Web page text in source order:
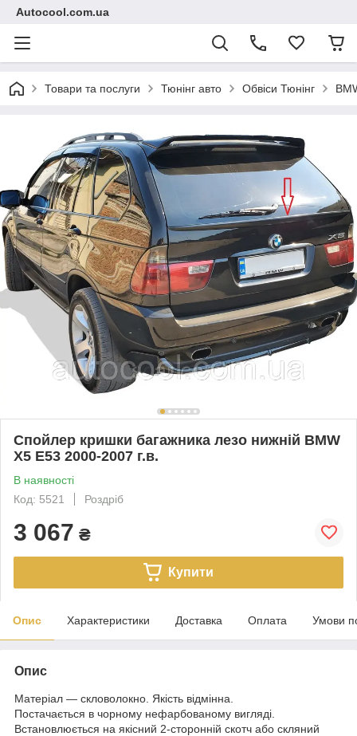
Autocool.com.ua
Товари та послуги Тюнінг авто Обвіси Тюнінг
Спойлер кришки багажника лезо нижній BMW
X5 E53 2000-2007 г.в.
В наявності
Код: 5521
Роздріб
3 067 ₴
Купити
Опис Характеристики Доставка Оплата Умови
Опис
Матеріал — скловолокно. Якість відмінна.
Постачається в чорному нефарбованому вигляді.
Встановлюється на якісний 2-сторонній скотч або скляний